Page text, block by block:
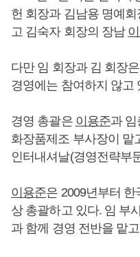
헌 회장과 김남용 명예
고 김숙자 회장의 장남
다만 임 회장과 김 회장
경영에는 참여하지 않고
경영 총괄은 이용준과
화장품제조 부사장이 맡
인터내셔날(경영전략부
이용준은 2009년부터
상 총괄하고 있다. 임 부
과 함께 경영 전반을 맡